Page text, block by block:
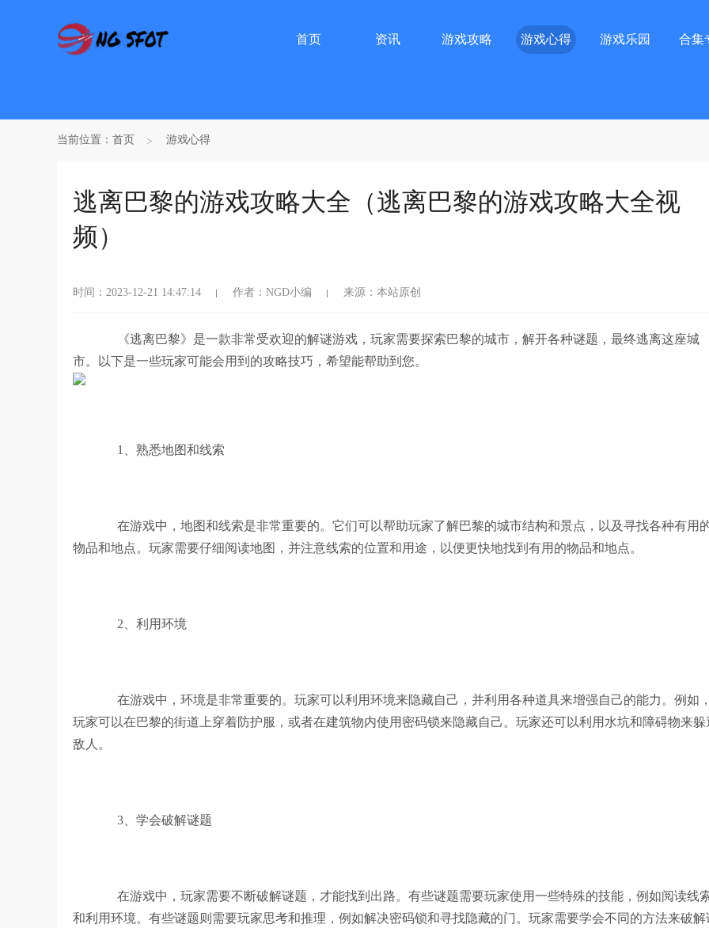
首页 资讯 游戏攻略 游戏心得 游戏乐园 合集
当前位置： 首页 游戏心得
逃离巴黎的游戏攻略大全（逃离巴黎的游戏攻略大全视
频）
时间：2023-12-21 14:47:14 作者：NGD小编 来源：本站原创
《逃离巴黎》是一款非常受欢迎的解谜游戏，玩家需要探索巴黎的城市，解开各种谜题，最终逃离这座城
市。以下是一些玩家可能会用到的攻略技巧，希望能帮助到您。
1、熟悉地图和线索
在游戏中，地图和线索是非常重要的。它们可以帮助玩家了解巴黎的城市结构和景点，以及寻找各种有用
物品和地点。玩家需要仔细阅读地图，并注意线索的位置和用途，以便更快地找到有用的物品和地点。
2、利用环境
在游戏中，环境是非常重要的。玩家可以利用环境来隐藏自己，并利用各种道具来增强自己的能力。例如，
玩家可以在巴黎的街道上穿着防护服，或者在建筑物内使用密码锁来隐藏自己。玩家还可以利用水坑和障碍物来躲
敌人。
3、学会破解谜题
在游戏中，玩家需要不断破解谜题，才能找到出路。有些谜题需要玩家使用一些特殊的技能，例如阅读线
和利用环境。有些谜题则需要玩家思考和推理，例如解决密码锁和寻找隐藏的门。玩家需要学会不同的方法来破解